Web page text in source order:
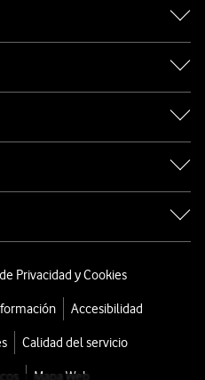
Privacidad y Cookies
Accesibilidad
Calidad del servicio
Mapa Web